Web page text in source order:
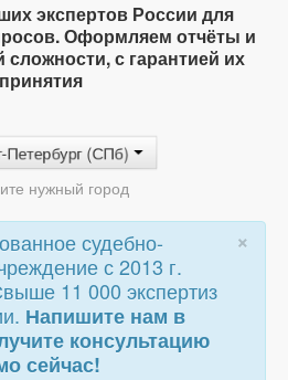
экспертов России для
Оформляем отчёты и
с гарантией их
принятия
Петербург (СПб)
нужный город
×
судебно-
с 2013 г.
11 000 экспертиз
Напишите нам в
консультацию
сейчас!